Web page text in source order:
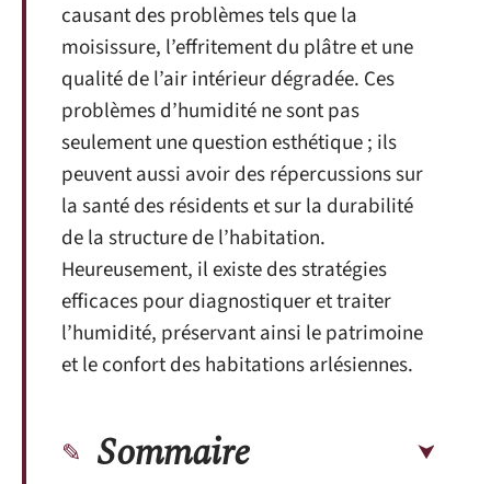
causant des problèmes tels que la
moisissure, l’effritement du plâtre et une
qualité de l’air intérieur dégradée. Ces
problèmes d’humidité ne sont pas
seulement une question esthétique ; ils
peuvent aussi avoir des répercussions sur
la santé des résidents et sur la durabilité
de la structure de l’habitation.
Heureusement, il existe des stratégies
efficaces pour diagnostiquer et traiter
l’humidité, préservant ainsi le patrimoine
et le confort des habitations arlésiennes.
Sommaire